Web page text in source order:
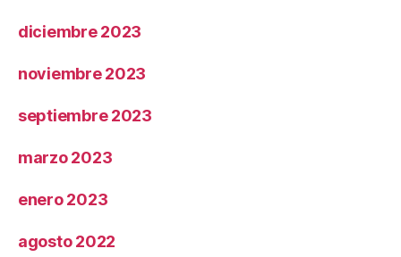
diciembre 2023
noviembre 2023
septiembre 2023
marzo 2023
enero 2023
agosto 2022